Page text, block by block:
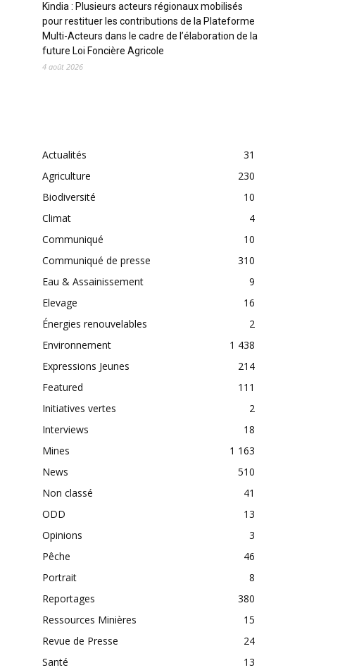
Kindia : Plusieurs acteurs régionaux mobilisés
pour restituer les contributions de la Plateforme
Multi-Acteurs dans le cadre de l’élaboration de la
future Loi Foncière Agricole
4 août 2026
Actualités
31
Agriculture
230
Biodiversité
10
Climat
4
Communiqué
10
Communiqué de presse
310
Eau & Assainissement
9
Elevage
16
Énergies renouvelables
2
Environnement
1 438
Expressions Jeunes
214
Featured
111
Initiatives vertes
2
Interviews
18
Mines
1 163
News
510
Non classé
41
ODD
13
Opinions
3
Pêche
46
Portrait
8
Reportages
380
Ressources Minières
15
Revue de Presse
24
Santé
13